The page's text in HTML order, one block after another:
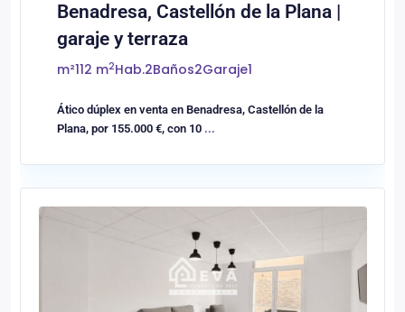
Benadresa, Castellón de la Plana |
garaje y terraza
m²112 m2Hab.2Baños2Garaje1
Ático dúplex en venta en Benadresa, Castellón de la
Plana, por 155.000 €, con 10 ...
0 Almassora/Almazora